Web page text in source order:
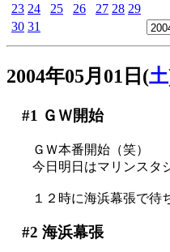
23 24 25 26 27 28 29
30 31
2004年05月01日(土
#1 ＧＷ開始
ＧＷ本番開始（笑）
今日明日はマリンスタ
１２時に海浜幕張で待
#2 海浜幕張